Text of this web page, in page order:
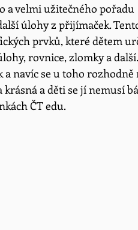
a velmi užitečného pořadu
úlohy z přijímaček.
prvků, které dětem
rovnice, zlomky a
navíc se u toho
a děti se jí nemusí
ČT edu.